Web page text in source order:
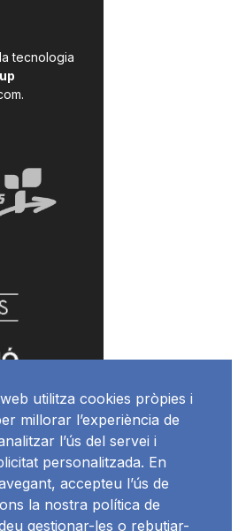
tecnologia
.
utilitza cookies pròpies i
millorar l’experiència de
l’ús del servei i
personalitzada. En
accepteu l’ús de
la nostra política de
gestionar-les o rebutjar-